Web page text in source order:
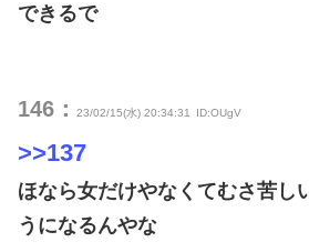
できるで
146： 23/02/15(水) 20:34:31 ID:OUgV
>>137
ほなら女だけやなくてむさ苦し
うになるんやな